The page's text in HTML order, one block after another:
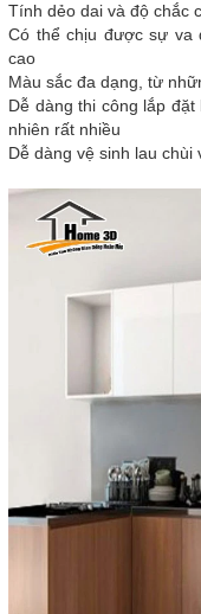
Tính dẻo dai và độ chắc
Có thể chịu được sự va
cao
Màu sắc đa dạng, từ
Dễ dàng thi công lắp
nhiên rất nhiều
Dễ dàng vệ sinh lau chùi